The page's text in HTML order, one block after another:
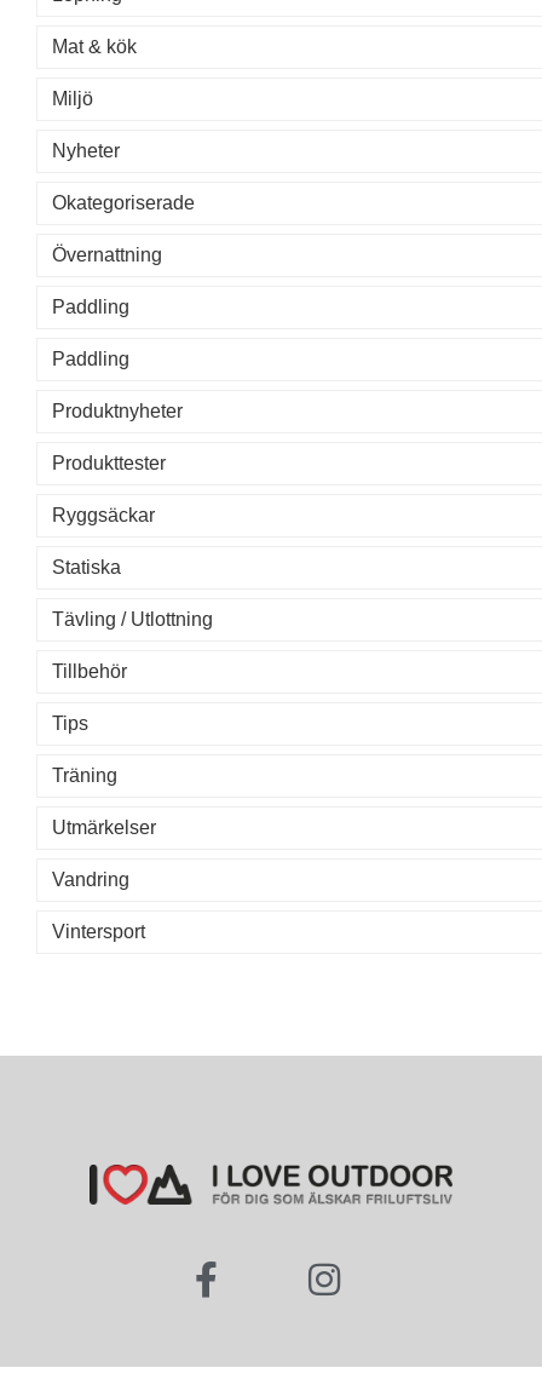
Mat & kök
Miljö
Nyheter
Okategoriserade
Övernattning
Paddling
Paddling
Produktnyheter
Produkttester
Ryggsäckar
Statiska
Tävling / Utlottning
Tillbehör
Tips
Träning
Utmärkelser
Vandring
Vintersport